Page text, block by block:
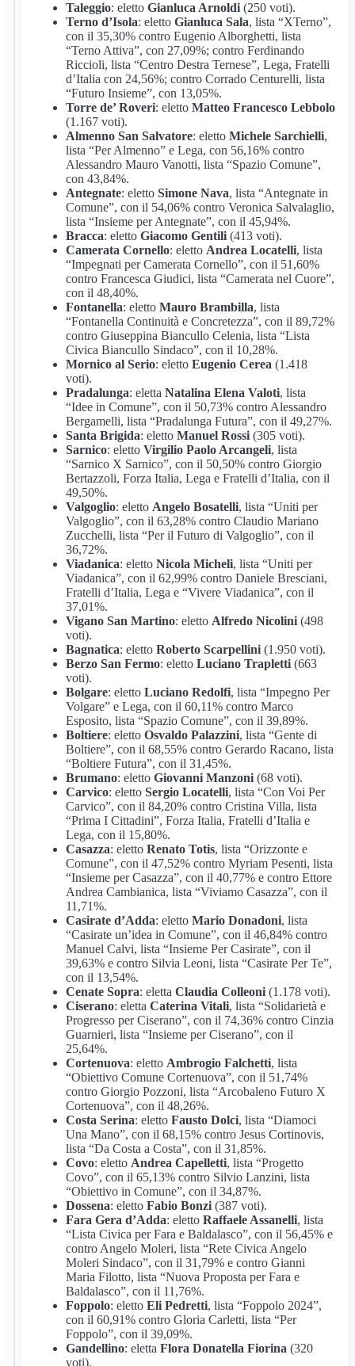
Taleggio: elettoGianluca Arnoldi (250 voti).
Terno d’Isola: elettoGianluca Sala, lista “XTerno”,
con il 35,30% contro Eugenio Alborghetti, lista
“Terno Attiva”, con 27,09%; contro Ferdinando
Riccioli, lista “Centro Destra Ternese”, Lega, Fratelli
d’Italia con 24,56%; contro Corrado Centurelli, lista
“Futuro Insieme”, con 13,05%.
Torre de’ Roveri: elettoMatteo Francesco Lebbolo
(1.167 voti).
Almenno San Salvatore: elettoMichele Sarchielli,
lista “Per Almenno” e Lega, con 56,16% contro
Alessandro Mauro Vanotti, lista “Spazio Comune”,
con 43,84%.
Antegnate: elettoSimone Nava, lista “Antegnate in
Comune”, con il 54,06% contro Veronica Salvalaglio,
lista “Insieme per Antegnate”, con il 45,94%.
Bracca: elettoGiacomo Gentili (413 voti).
Camerata Cornello: eletto Andrea Locatelli, lista
“Impegnati per Camerata Cornello”, con il 51,60%
contro Francesca Giudici, lista “Camerata nel Cuore”,
con il 48,40%.
Fontanella: elettoMauro Brambilla, lista
“Fontanella Continuità e Concretezza”, con il 89,72%
contro Giuseppina Biancullo Celenia, lista “Lista
Civica Biancullo Sindaco”, con il 10,28%.
Mornico al Serio: elettoEugenio Cerea (1.418
voti).
Pradalunga: elettaNatalina Elena Valoti, lista
“Idee in Comune”, con il 50,73% contro Alessandro
Bergamelli, lista “Pradalunga Futura”, con il 49,27%.
Santa Brigida: elettoManuel Rossi (305 voti).
Sarnico: elettoVirgilio Paolo Arcangeli, lista
“Sarnico X Sarnico”, con il 50,50% contro Giorgio
Bertazzoli, Forza Italia, Lega e Fratelli d’Italia, con il
49,50%.
Valgoglio: eletto Angelo Bosatelli, lista “Uniti per
Valgoglio”, con il 63,28% contro Claudio Mariano
Zucchelli, lista “Per il Futuro di Valgoglio”, con il
36,72%.
Viadanica: elettoNicola Micheli, lista “Uniti per
Viadanica”, con il 62,99% contro Daniele Bresciani,
Fratelli d’Italia, Lega e “Vivere Viadanica”, con il
37,01%.
Vigano San Martino: eletto Alfredo Nicolini (498
voti).
Bagnatica: elettoRoberto Scarpellini (1.950 voti).
Berzo San Fermo: elettoLuciano Trapletti (663
voti).
Bolgare: elettoLuciano Redolfi, lista “Impegno Per
Volgare” e Lega, con il 60,11% contro Marco
Esposito, lista “Spazio Comune”, con il 39,89%.
Boltiere: elettoOsvaldo Palazzini, lista “Gente di
Boltiere”, con il 68,55% contro Gerardo Racano, lista
“Boltiere Futura”, con il 31,45%.
Brumano: elettoGiovanni Manzoni (68 voti).
Carvico: elettoSergio Locatelli, lista “Con Voi Per
Carvico”, con il 84,20% contro Cristina Villa, lista
“Prima I Cittadini”, Forza Italia, Fratelli d’Italia e
Lega, con il 15,80%.
Casazza: elettoRenato Totis, lista “Orizzonte e
Comune”, con il 47,52% contro Myriam Pesenti, lista
“Insieme per Casazza”, con il 40,77% e contro Ettore
Andrea Cambianica, lista “Viviamo Casazza”, con il
11,71%.
Casirate d’Adda: elettoMario Donadoni, lista
“Casirate un’idea in Comune”, con il 46,84% contro
Manuel Calvi, lista “Insieme Per Casirate”, con il
39,63% e contro Silvia Leoni, lista “Casirate Per Te”,
con il 13,54%.
Cenate Sopra: elettaClaudia Colleoni (1.178 voti).
Ciserano: elettaCaterina Vitali, lista “Solidarietà e
Progresso per Ciserano”, con il 74,36% contro Cinzia
Guarnieri, lista “Insieme per Ciserano”, con il
25,64%.
Cortenuova: eletto Ambrogio Falchetti, lista
“Obiettivo Comune Cortenuova”, con il 51,74%
contro Giorgio Pozzoni, lista “Arcobaleno Futuro X
Cortenuova”, con il 48,26%.
Costa Serina: elettoFausto Dolci, lista “Diamoci
Una Mano”, con il 68,15% contro Jesus Cortinovis,
lista “Da Costa a Costa”, con il 31,85%.
Covo: eletto Andrea Capelletti, lista “Progetto
Covo”, con il 65,13% contro Silvio Lanzini, lista
“Obiettivo in Comune”, con il 34,87%.
Dossena: elettoFabio Bonzi (387 voti).
Fara Gera d’Adda: elettoRaffaele Assanelli, lista
“Lista Civica per Fara e Baldalasco”, con il 56,45% e
contro Angelo Moleri, lista “Rete Civica Angelo
Moleri Sindaco”, con il 31,79% e contro Gianni
Maria Filotto, lista “Nuova Proposta per Fara e
Baldalasco”, con il 11,76%.
Foppolo: elettoEli Pedretti, lista “Foppolo 2024”,
con il 60,91% contro Gloria Carletti, lista “Per
Foppolo”, con il 39,09%.
Gandellino: elettaFlora Donatella Fiorina (320
voti).